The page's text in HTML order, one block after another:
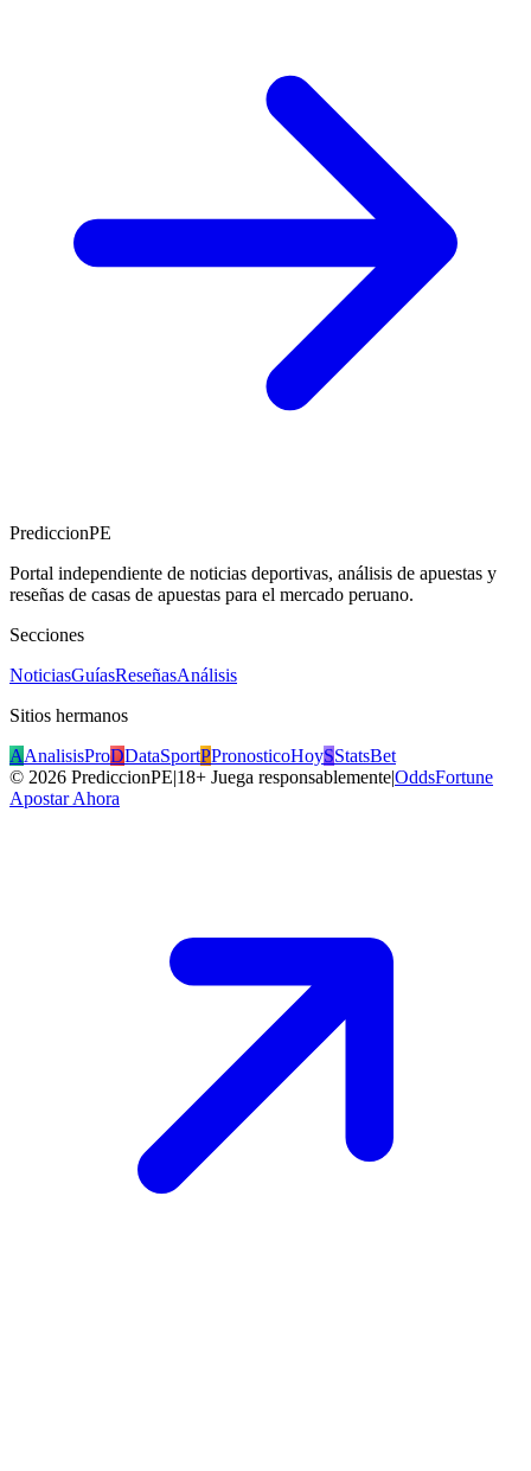
PrediccionPE
Portal independiente de noticias deportivas, análisis de apuestas y
reseñas de casas de apuestas para el mercado peruano.
Secciones
NoticiasGuíasReseñasAnálisis
Sitios hermanos
AAnalisisProDDataSportPPronosticoHoySStatsBet
© 2026 PrediccionPE|18+ Juega responsablemente|OddsFortune
Apostar Ahora